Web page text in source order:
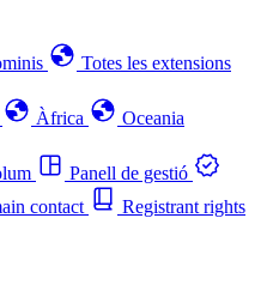
Totes les extensions
Àfrica
Oceania
Panell de gestió
contact
Registrant rights